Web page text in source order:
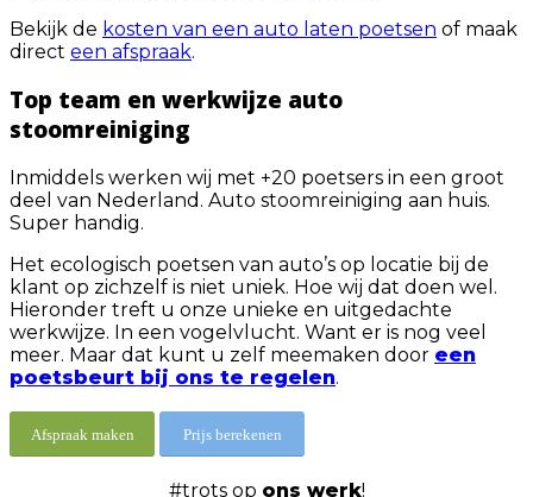
Bekijk de kosten van een auto laten poetsen of maak
direct een afspraak.
Top team en werkwijze auto
stoomreiniging
Inmiddels werken wij met +20 poetsers in een groot
deel van Nederland. Auto stoomreiniging aan huis.
Super handig.
Het ecologisch poetsen van auto’s op locatie bij de
klant op zichzelf is niet uniek. Hoe wij dat doen wel.
Hieronder treft u onze unieke en uitgedachte
werkwijze. In een vogelvlucht. Want er is nog veel
meer. Maar dat kunt u zelf meemaken door een
poetsbeurt bij ons te regelen.
Afspraak maken Prijs berekenen
#trots op ons werk!